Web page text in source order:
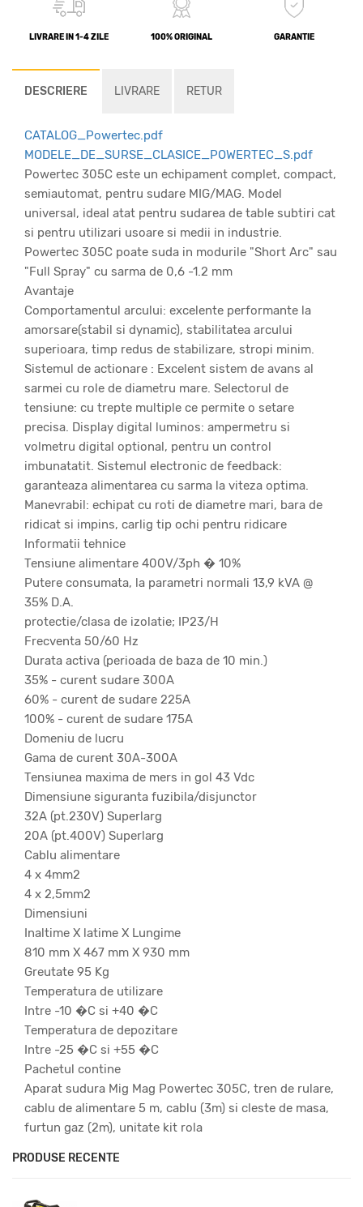
PRODUSE RECENTE
LIVRARE IN 1-4 ZILE 100% ORIGINAL GARANTIE
DESCRIERE LIVRARE RETUR
CATALOG_Powertec.pdf
MODELE_DE_SURSE_CLASICE_POWERTEC_S.pdf
Powertec 305C este un echipament complet, compact,
semiautomat, pentru sudare MIG/MAG. Model
universal, ideal atat pentru sudarea de table subtiri cat
si pentru utilizari usoare si medii in industrie.
Powertec 305C poate suda in modurile "Short Arc" sau
"Full Spray" cu sarma de 0,6 -1.2 mm
Avantaje
Comportamentul arcului: excelente performante la
amorsare(stabil si dynamic), stabilitatea arcului
superioara, timp redus de stabilizare, stropi minim.
Sistemul de actionare : Excelent sistem de avans al
sarmei cu role de diametru mare. Selectorul de
tensiune: cu trepte multiple ce permite o setare
precisa. Display digital luminos: ampermetru si
volmetru digital optional, pentru un control
imbunatatit. Sistemul electronic de feedback:
garanteaza alimentarea cu sarma la viteza optima.
Manevrabil: echipat cu roti de diametre mari, bara de
ridicat si impins, carlig tip ochi pentru ridicare
Informatii tehnice
Tensiune alimentare 400V/3ph � 10%
Putere consumata, la parametri normali 13,9 kVA @
35% D.A.
protectie/clasa de izolatie; IP23/H
Frecventa 50/60 Hz
Durata activa (perioada de baza de 10 min.)
35% - curent sudare 300A
60% - curent de sudare 225A
100% - curent de sudare 175A
Domeniu de lucru
Gama de curent 30A-300A
Tensiunea maxima de mers in gol 43 Vdc
Dimensiune siguranta fuzibila/disjunctor
32A (pt.230V) Superlarg
20A (pt.400V) Superlarg
Cablu alimentare
4 x 4mm2
4 x 2,5mm2
Dimensiuni
Inaltime X latime X Lungime
810 mm X 467 mm X 930 mm
Greutate 95 Kg
Temperatura de utilizare
Intre -10 �C si +40 �C
Temperatura de depozitare
Intre -25 �C si +55 �C
Pachetul contine
Aparat sudura Mig Mag Powertec 305C, tren de rulare,
cablu de alimentare 5 m, cablu (3m) si cleste de masa,
furtun gaz (2m), unitate kit rola